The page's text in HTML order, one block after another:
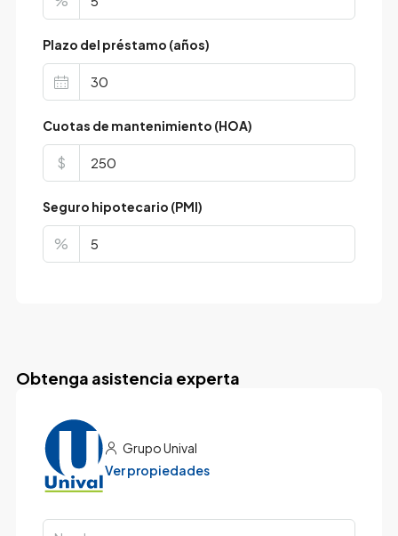
Plazo del préstamo (años)
Cuotas de mantenimiento (HOA)
$
Seguro hipotecario (PMI)
%
Obtenga asistencia experta
Grupo Unival
Ver propiedades